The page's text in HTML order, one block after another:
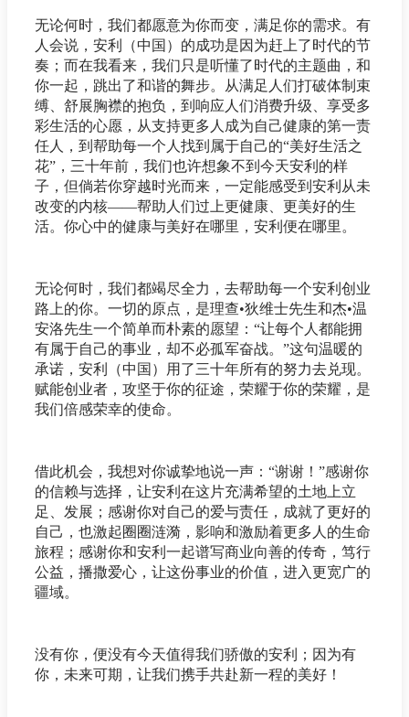
无论何时，我们都愿意为你而变，满足你的需求。有
人会说，安利（中国）的成功是因为赶上了时代的节
奏；而在我看来，我们只是听懂了时代的主题曲，和
你一起，跳出了和谐的舞步。从满足人们打破体制束
缚、舒展胸襟的抱负，到响应人们消费升级、享受多
彩生活的心愿，从支持更多人成为自己健康的第一责
任人，到帮助每一个人找到属于自己的“美好生活之
花”，三十年前，我们也许想象不到今天安利的样
子，但倘若你穿越时光而来，一定能感受到安利从未
改变的内核——帮助人们过上更健康、更美好的生
活。你心中的健康与美好在哪里，安利便在哪里。
无论何时，我们都竭尽全力，去帮助每一个安利创业
路上的你。一切的原点，是理查•狄维士先生和杰•温
安洛先生一个简单而朴素的愿望：“让每个人都能拥
有属于自己的事业，却不必孤军奋战。”这句温暖的
承诺，安利（中国）用了三十年所有的努力去兑现。
赋能创业者，攻坚于你的征途，荣耀于你的荣耀，是
我们倍感荣幸的使命。
借此机会，我想对你诚挚地说一声：“谢谢！”感谢你
的信赖与选择，让安利在这片充满希望的土地上立
足、发展；感谢你对自己的爱与责任，成就了更好的
自己，也激起圈圈涟漪，影响和激励着更多人的生命
旅程；感谢你和安利一起谱写商业向善的传奇，笃行
公益，播撒爱心，让这份事业的价值，进入更宽广的
疆域。
没有你，便没有今天值得我们骄傲的安利；因为有
你，未来可期，让我们携手共赴新一程的美好！